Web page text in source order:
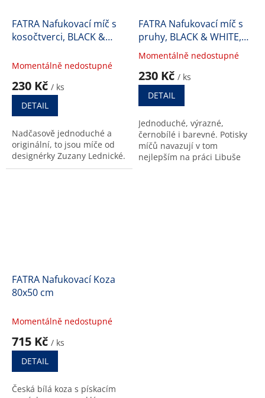
FATRA Nafukovací míč s
kosočtverci, BLACK &
Momentálně nedostupné
230 Kč / ks
DETAIL
Nadčasově jednoduché a
originální, to jsou míče od
designérky Zuzany Lednické.
FATRA Nafukovací míč s
pruhy, BLACK & WHITE,
průměr 40 cm
Průměrné
produktu
5,0
5
hvězdiček.
Momentálně nedostupné
230 Kč / ks
DETAIL
Jednoduché, výrazné,
černobílé i barevné. Potisky
míčů navazují v tom
nejlepším na práci Libuše
FATRA Nafukovací Koza
80x50 cm
Momentálně nedostupné
715 Kč / ks
DETAIL
Česká bílá koza s pískacím